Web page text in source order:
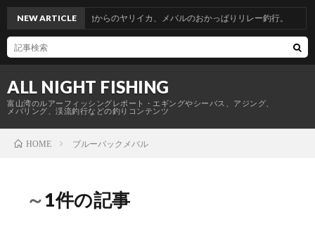
ALL NIGHT FISHING
富山湾のルアーフィッシングレポート・エギングやシーバス、アジング、
メバリング、渓流釣行などの釣りコンテンツ
NEW ARTICLE
帰省釣行。青物からのヤリイカ、メバルのおかっぱりリレー釣行。
HOME ブルーバックメバル
～1件の記事